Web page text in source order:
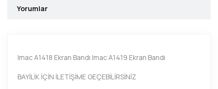
Yorumlar
Imac A1418 Ekran Bandı Imac A1419 Ekran Bandı
BAYİLİK İÇİN İLETİŞİME GEÇEBİLİRSİNİZ